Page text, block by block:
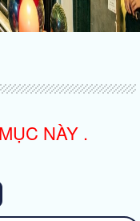
NÀY .